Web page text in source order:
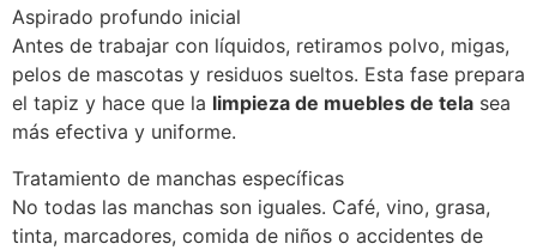
Aspirado profundo inicial
Antes de trabajar con líquidos, retiramos polvo, migas,
pelos de mascotas y residuos sueltos. Esta fase prepara
el tapiz y hace que la limpieza de muebles de tela sea
más efectiva y uniforme.
Tratamiento de manchas específicas
No todas las manchas son iguales. Café, vino, grasa,
tinta, marcadores, comida de niños o accidentes de